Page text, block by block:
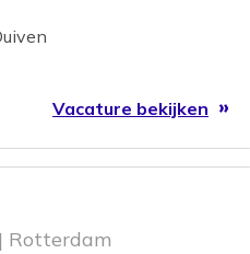
Vacature bekijken
Rotterdam